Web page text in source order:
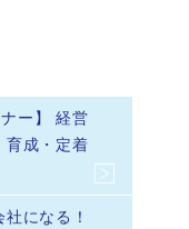
ー】 経営
成・定着
になる！